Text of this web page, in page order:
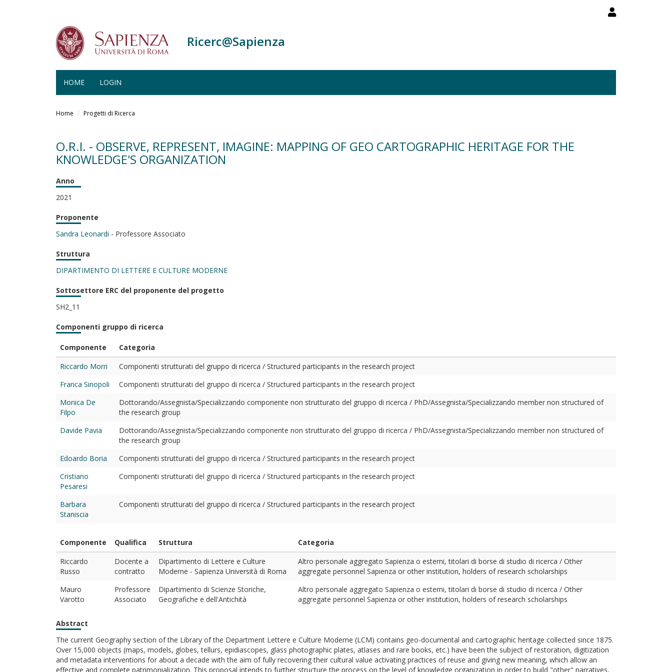
Ricerc@Sapienza
HOME LOGIN
Home Progetti di Ricerca
O.R.I. - OBSERVE, REPRESENT, IMAGINE: MAPPING OF GEO CARTOGRAPHIC HERITAGE FOR THE
KNOWLEDGE'S ORGANIZATION
Anno
2021
Proponente
Sandra Leonardi - Professore Associato
Struttura
DIPARTIMENTO DI LETTERE E CULTURE MODERNE
Sottosettore ERC del proponente del progetto
SH2_11
Componenti gruppo di ricerca
Componente
Categoria
Riccardo Morri
Componenti strutturati del gruppo di ricerca / Structured participants in the research project
Franca Sinopoli
Componenti strutturati del gruppo di ricerca / Structured participants in the research project
Monica De
Filpo
Dottorando/Assegnista/Specializzando componente non strutturato del gruppo di ricerca / PhD/Assegnista/Specializzando member non structured of
the research group
Davide Pavia
Dottorando/Assegnista/Specializzando componente non strutturato del gruppo di ricerca / PhD/Assegnista/Specializzando member non structured of
the research group
Edoardo Boria
Componenti strutturati del gruppo di ricerca / Structured participants in the research project
Cristiano
Pesaresi
Componenti strutturati del gruppo di ricerca / Structured participants in the research project
Barbara
Staniscia
Componenti strutturati del gruppo di ricerca / Structured participants in the research project
Componente Qualifica Struttura
Categoria
Riccardo
Russo
Docente a
contratto
Dipartimento di Lettere e Culture
Moderne - Sapienza Università di Roma
Altro personale aggregato Sapienza o esterni, titolari di borse di studio di ricerca / Other
aggregate personnel Sapienza or other institution, holders of research scholarships
Mauro
Varotto
Professore
Associato
Dipartimento di Scienze Storiche,
Geografiche e dell'Antichità
Altro personale aggregato Sapienza o esterni, titolari di borse di studio di ricerca / Other
aggregate personnel Sapienza or other institution, holders of research scholarships
Abstract
The current Geography section of the Library of the Department Lettere e Culture Moderne (LCM) contains geo-documental and cartographic heritage collected since 1875.
Over 15,000 objects (maps, models, globes, tellurs, epidiascopes, glass photographic plates, atlases and rare books, etc.) have been the subject of restoration, digitization
and metadata interventions for about a decade with the aim of fully recovering their cultural value activating practices of reuse and giving new meaning, which allow an
effective and complete patrimonialization. This proposal intends to further structure the process on the level of knowledge organization in order to build "other" narratives,